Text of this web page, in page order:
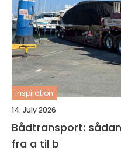
inspiration
14. July 2026
Bådtransport:
fra a til b